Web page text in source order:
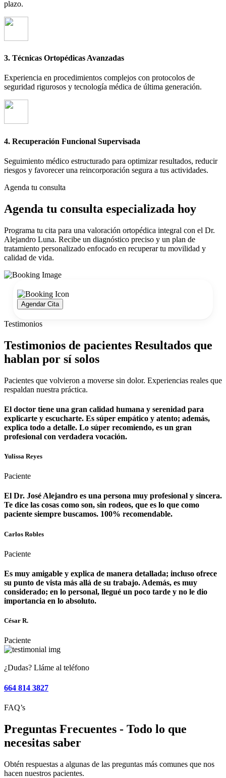
plazo.
3. Técnicas Ortopédicas Avanzadas
Experiencia en procedimientos complejos con protocolos de
seguridad rigurosos y tecnología médica de última generación.
4. Recuperación Funcional Supervisada
Seguimiento médico estructurado para optimizar resultados, reducir
riesgos y favorecer una reincorporación segura a tus actividades.
Agenda tu consulta
Agenda tu consulta especializada hoy
Programa tu cita para una valoración ortopédica integral con el Dr.
Alejandro Luna. Recibe un diagnóstico preciso y un plan de
tratamiento personalizado enfocado en recuperar tu movilidad y
calidad de vida.
Agendar Cita
Testimonios
Testimonios de pacientes Resultados que
hablan por sí solos
Pacientes que volvieron a moverse sin dolor. Experiencias reales que
respaldan nuestra práctica.
El doctor tiene una gran calidad humana y serenidad para
explicarte y escucharte. Es súper empático y atento; además,
explica todo a detalle. Lo súper recomiendo, es un gran
profesional con verdadera vocación.
Yulissa Reyes
Paciente
El Dr. José Alejandro es una persona muy profesional y sincera.
Te dice las cosas como son, sin rodeos, que es lo que como
paciente siempre buscamos. 100% recomendable.
Carlos Robles
Paciente
Es muy amigable y explica de manera detallada; incluso ofrece
su punto de vista más allá de su trabajo. Además, es muy
considerado; en lo personal, llegué un poco tarde y no le dio
importancia en lo absoluto.
César R.
Paciente
¿Dudas? Lláme al teléfono
664 814 3827
FAQ’s
Preguntas Frecuentes - Todo lo que
necesitas saber
Obtén respuestas a algunas de las preguntas más comunes que nos
hacen nuestros pacientes.